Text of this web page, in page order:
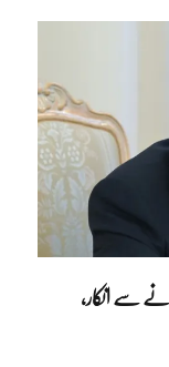
سے انکار،